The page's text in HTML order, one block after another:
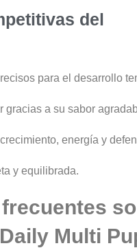
del
para el desarrollo
gracias a su sabor
energía y
y equilibrada.
Multi